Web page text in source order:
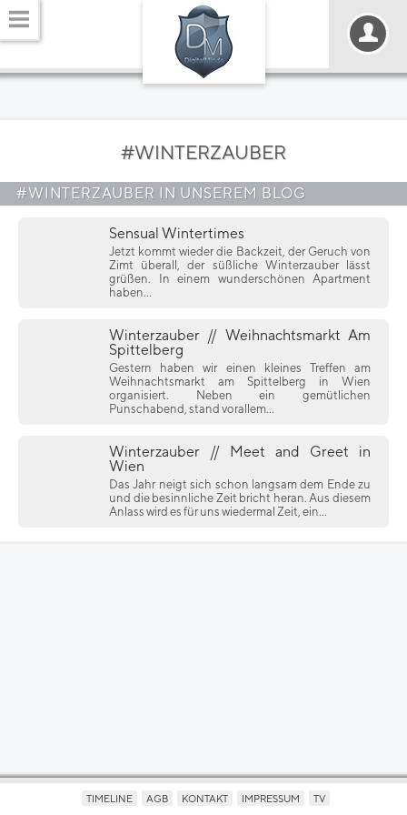
#WINTERZAUBER
#WINTERZAUBER IN UNSEREM BLOG
Sensual Wintertimes
Jetzt kommt wieder die Backzeit, der Geruch von
Zimt überall, der süßliche Winterzauber lässt
grüßen. In einem wunderschönen Apartment
haben...
Winterzauber // Weihnachtsmarkt Am
Spittelberg
Gestern haben wir einen kleines Treffen am
Weihnachtsmarkt am Spittelberg in Wien
organisiert. Neben ein gemütlichen
Punschabend, stand vorallem...
Winterzauber // Meet and Greet in
Wien
Das Jahr neigt sich schon langsam dem Ende zu
und die besinnliche Zeit bricht heran. Aus diesem
Anlass wird es für uns wiedermal Zeit, ein...
TIMELINE AGB KONTAKT IMPRESSUM TV